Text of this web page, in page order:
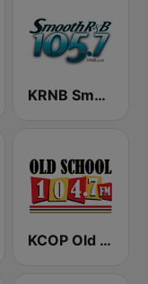
KRNB Smooth R&B 105.7 FM (US Only)
KCOP Old School 104.7 FM